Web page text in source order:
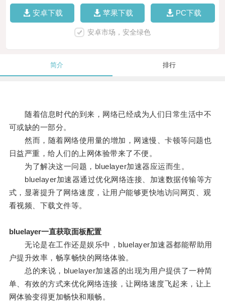
安卓下载 苹果下载 PC下载
安卓市场，安全绿色
简介 排行
随着信息时代的到来，网络已经成为人们日常生活中不
可或缺的一部分。
然而，随着网络使用量的增加，网速慢、卡顿等问题也
日益严重，给人们的上网体验带来了不便。
为了解决这一问题，bluelayer加速器应运而生。
bluelayer加速器通过优化网络连接、加速数据传输等方
式，显著提升了网络速度，让用户能够更快地访问网页、观
看视频、下载文件等。
bluelayer一直获取面板配置
无论是在工作还是娱乐中，bluelayer加速器都能帮助用
户提升效率，畅享畅快的网络体验。
总的来说，bluelayer加速器的出现为用户提供了一种简
单、有效的方式来优化网络连接，让网络速度飞起来，让上
网体验变得更加畅快和顺畅。